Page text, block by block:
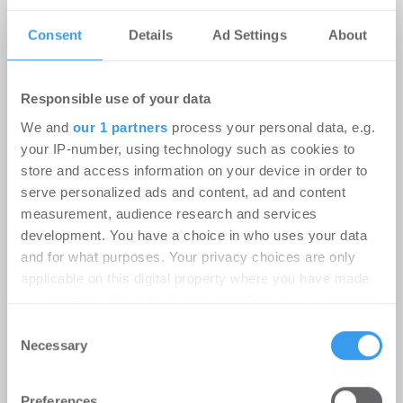
Consent Details Ad Settings About
Responsible use of your data
We and our 1 partners process your personal data, e.g.
your IP-number, using technology such as cookies to
store and access information on your device in order to
serve personalized ads and content, ad and content
measurement, audience research and services
development. You have a choice in who uses your data
and for what purposes. Your privacy choices are only
applicable on this digital property where you have made
the Privacy trigger icon.
Find out more about how your personal data is processed
Selection
Necessary
Savills Investment Management
ernennt Shu Watanabe zum Head of
Japan
Karriere-15.07.2026